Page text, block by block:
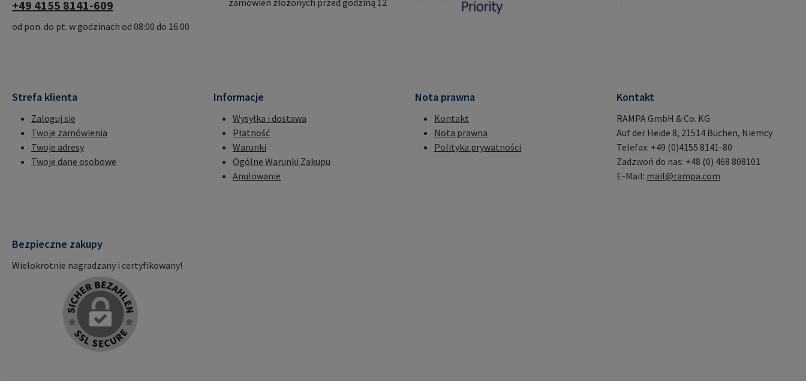
+49 4155 8141-609
od pon. do pt. w godzinach od 08:00 do 16:00
zamówień złożonych przed godziną 12
Strefa klienta
Zaloguj się
Twoje zamówienia
Twoje adresy
Twoje dane osobowe
Informacje
Wysyłka i dostawa
Płatność
Warunki
Ogólne Warunki Zakupu
Anulowanie
Nota prawna
Kontakt
Nota prawna
Polityka prywatności
Kontakt
RAMPA GmbH & Co. KG
Auf der Heide 8, 21514 Büchen, Niemcy
Telefax: +49 (0)4155 8141-80
Zadzwoń do nas: +48 (0) 468 808101
E-Mail: mail@rampa.com
Bezpieczne zakupy
Wielokrotnie nagradzany i certyfikowany!